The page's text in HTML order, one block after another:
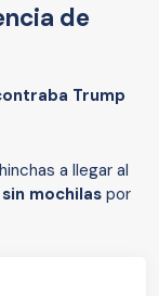
de
Trump
a llegar al
mochilaspor